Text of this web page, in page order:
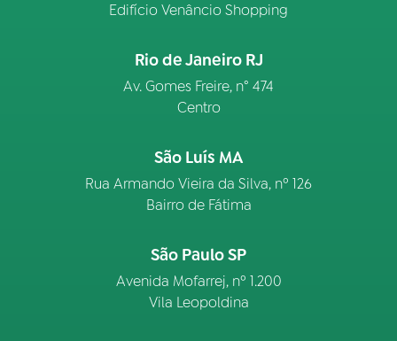
Edifício Venâncio Shopping
Rio de Janeiro RJ
Av. Gomes Freire, n° 474
Centro
São Luís MA
Rua Armando Vieira da Silva, nº 126
Bairro de Fátima
São Paulo SP
Avenida Mofarrej, nº 1.200
Vila Leopoldina